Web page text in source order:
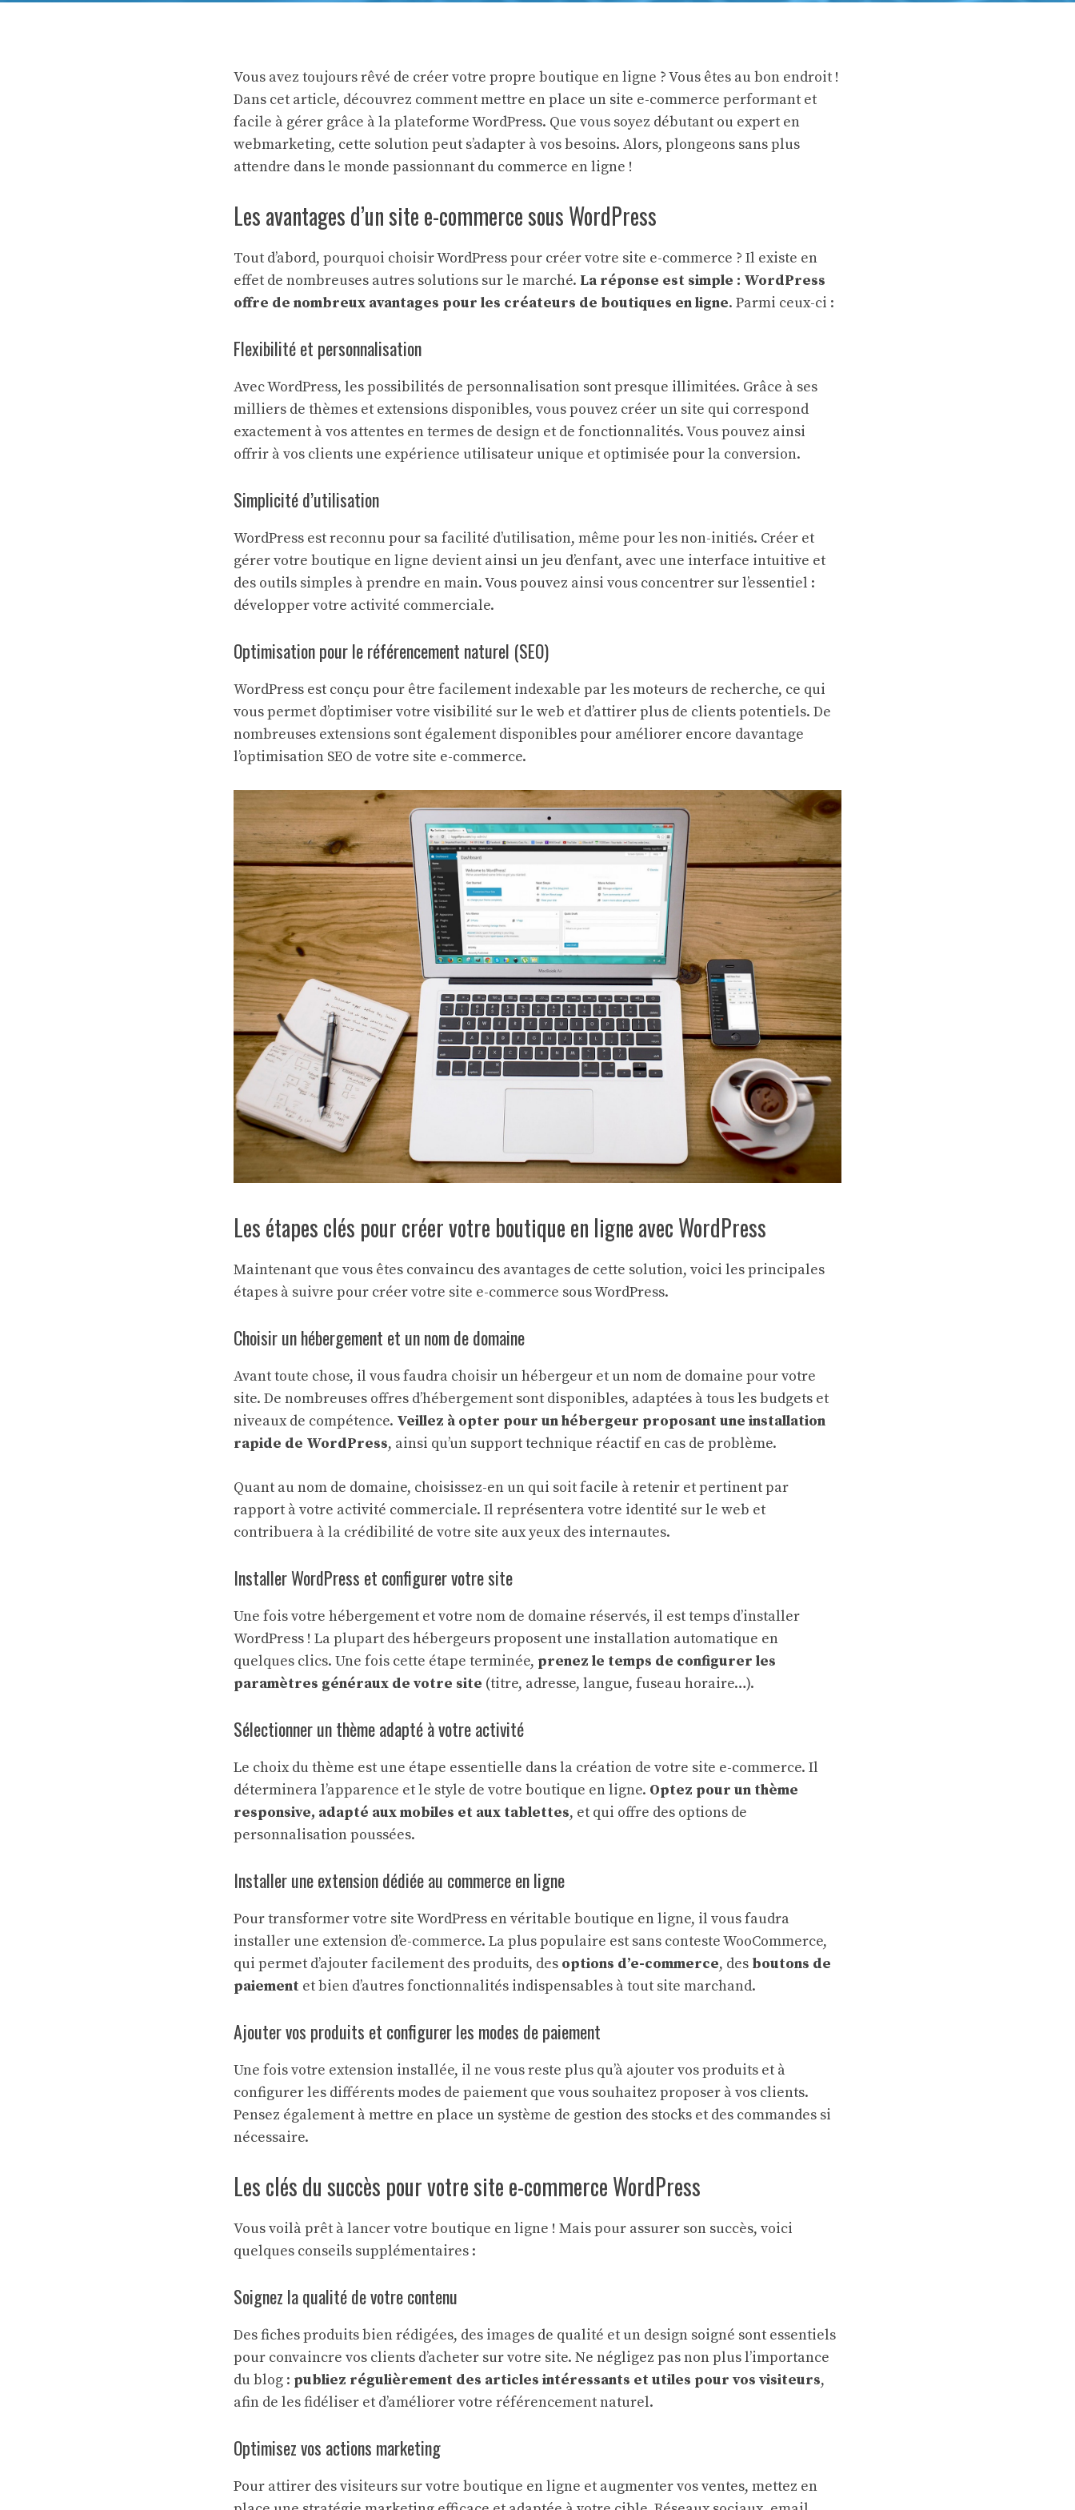
Vous avez toujours rêvé de créer votre propre boutique en ligne ? Vous êtes au bon endroit !
Dans cet article, découvrez comment mettre en place un site e-commerce performant et
facile à gérer grâce à la plateforme WordPress. Que vous soyez débutant ou expert en
webmarketing, cette solution peut s’adapter à vos besoins. Alors, plongeons sans plus
attendre dans le monde passionnant du commerce en ligne !
Les avantages d’un site e-commerce sous WordPress
Tout d’abord, pourquoi choisir WordPress pour créer votre site e-commerce ? Il existe en
effet de nombreuses autres solutions sur le marché. La réponse est simple : WordPress
offre de nombreux avantages pour les créateurs de boutiques en ligne. Parmi ceux-ci :
Flexibilité et personnalisation
Avec WordPress, les possibilités de personnalisation sont presque illimitées. Grâce à ses
milliers de thèmes et extensions disponibles, vous pouvez créer un site qui correspond
exactement à vos attentes en termes de design et de fonctionnalités. Vous pouvez ainsi
offrir à vos clients une expérience utilisateur unique et optimisée pour la conversion.
Simplicité d’utilisation
WordPress est reconnu pour sa facilité d’utilisation, même pour les non-initiés. Créer et
gérer votre boutique en ligne devient ainsi un jeu d’enfant, avec une interface intuitive et
des outils simples à prendre en main. Vous pouvez ainsi vous concentrer sur l’essentiel :
développer votre activité commerciale.
Optimisation pour le référencement naturel (SEO)
WordPress est conçu pour être facilement indexable par les moteurs de recherche, ce qui
vous permet d’optimiser votre visibilité sur le web et d’attirer plus de clients potentiels. De
nombreuses extensions sont également disponibles pour améliorer encore davantage
l’optimisation SEO de votre site e-commerce.
Les étapes clés pour créer votre boutique en ligne avec WordPress
Maintenant que vous êtes convaincu des avantages de cette solution, voici les principales
étapes à suivre pour créer votre site e-commerce sous WordPress.
Choisir un hébergement et un nom de domaine
Avant toute chose, il vous faudra choisir un hébergeur et un nom de domaine pour votre
site. De nombreuses offres d’hébergement sont disponibles, adaptées à tous les budgets et
niveaux de compétence. Veillez à opter pour un hébergeur proposant une installation
rapide de WordPress, ainsi qu’un support technique réactif en cas de problème.
Quant au nom de domaine, choisissez-en un qui soit facile à retenir et pertinent par
rapport à votre activité commerciale. Il représentera votre identité sur le web et
contribuera à la crédibilité de votre site aux yeux des internautes.
Installer WordPress et configurer votre site
Une fois votre hébergement et votre nom de domaine réservés, il est temps d’installer
WordPress ! La plupart des hébergeurs proposent une installation automatique en
quelques clics. Une fois cette étape terminée, prenez le temps de configurer les
paramètres généraux de votre site (titre, adresse, langue, fuseau horaire…).
Sélectionner un thème adapté à votre activité
Le choix du thème est une étape essentielle dans la création de votre site e-commerce. Il
déterminera l’apparence et le style de votre boutique en ligne. Optez pour un thème
responsive, adapté aux mobiles et aux tablettes, et qui offre des options de
personnalisation poussées.
Installer une extension dédiée au commerce en ligne
Pour transformer votre site WordPress en véritable boutique en ligne, il vous faudra
installer une extension d’e-commerce. La plus populaire est sans conteste WooCommerce,
qui permet d’ajouter facilement des produits, des options d’e-commerce, des boutons de
paiement et bien d’autres fonctionnalités indispensables à tout site marchand.
Ajouter vos produits et configurer les modes de paiement
Une fois votre extension installée, il ne vous reste plus qu’à ajouter vos produits et à
configurer les différents modes de paiement que vous souhaitez proposer à vos clients.
Pensez également à mettre en place un système de gestion des stocks et des commandes si
nécessaire.
Les clés du succès pour votre site e-commerce WordPress
Vous voilà prêt à lancer votre boutique en ligne ! Mais pour assurer son succès, voici
quelques conseils supplémentaires :
Soignez la qualité de votre contenu
Des fiches produits bien rédigées, des images de qualité et un design soigné sont essentiels
pour convaincre vos clients d’acheter sur votre site. Ne négligez pas non plus l’importance
du blog : publiez régulièrement des articles intéressants et utiles pour vos visiteurs,
afin de les fidéliser et d’améliorer votre référencement naturel.
Optimisez vos actions marketing
Pour attirer des visiteurs sur votre boutique en ligne et augmenter vos ventes, mettez en